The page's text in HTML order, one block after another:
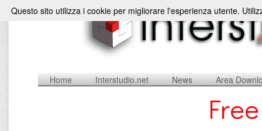
Home Interstudio.net News Area
Questo sito utilizza i cookie per migliorare l'esperienza utente.